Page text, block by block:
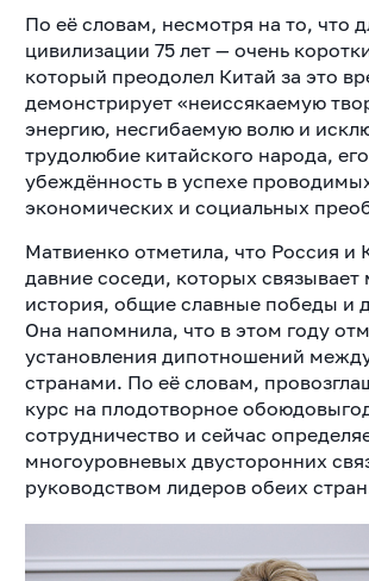
По её словам, несмотря на то, что
цивилизации 75 лет — очень
который преодолел Китай за это
демонстрирует «неиссякаемую
энергию, несгибаемую волю и
трудолюбие китайского народа, его
убеждённость в успехе
экономических и социальных
Матвиенко отметила, что Россия и
давние соседи, которых связывает
история, общие славные победы и
Она напомнила, что в этом году
установления дипотношений
странами. По её словам,
курс на плодотворное
сотрудничество и сейчас
многоуровневых двусторонних
руководством лидеров обеих